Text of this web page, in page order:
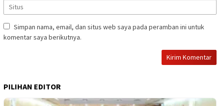
Simpan nama, email, dan situs web saya pada peramban ini untuk
komentar saya berikutnya.
PILIHAN EDITOR